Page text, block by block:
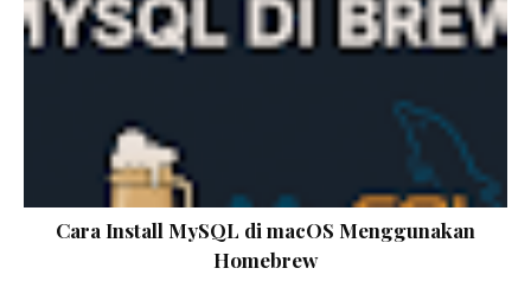
Cara Install MySQL di macOS Menggunakan
Homebrew